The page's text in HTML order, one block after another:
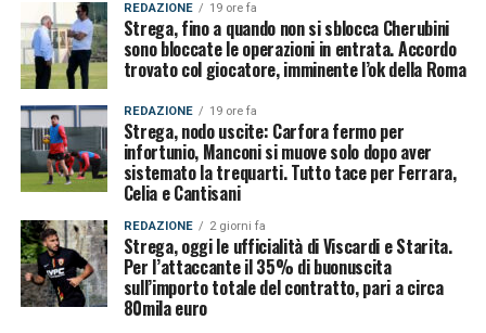
REDAZIONE 19 ore fa
Strega, fino a quando non si sblocca Cherubini
sono bloccate le operazioni in entrata. Accordo
trovato col giocatore, imminente l’ok della Roma
REDAZIONE 19 ore fa
Strega, nodo uscite: Carfora fermo per
infortunio, Manconi si muove solo dopo aver
sistemato la trequarti. Tutto tace per Ferrara,
Celia e Cantisani
REDAZIONE 2 giorni fa
Strega, oggi le ufficialità di Viscardi e Starita.
Per l’attaccante il 35% di buonuscita
sull’importo totale del contratto, pari a circa
80mila euro